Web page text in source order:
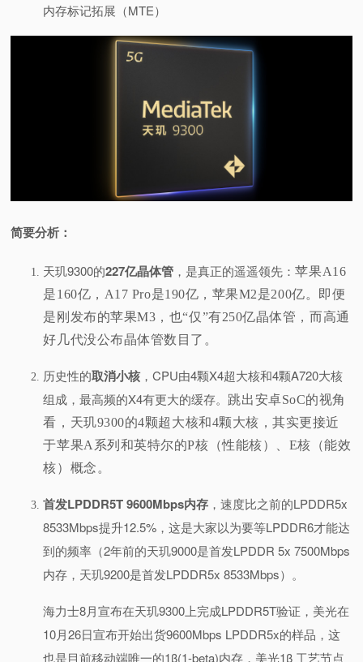
内存标记拓展（MTE）
简要分析：
天玑9300的227亿晶体管 ，是真正的遥遥领先：苹果A16
是160亿，A17 Pro是190亿，苹果M2是200亿。
即便
是刚发布的苹果M3，也“仅”有250亿晶体管，而高通
好几代没公布晶体管数目了。
历史性的取消小核，CPU由4颗X4超大核和4颗A720大核
组成，最高频的X4有更大的缓存。
跳出安卓SoC的视角
看，天玑9300的4颗超大核和4颗大核，其实更接近
于苹果A系列和英特尔的P核（性能核）、E核（能效
核）概念。
首发LPDDR5T 9600Mbps内存 ，速度比之前的LPDDR5x
8533Mbps提升12.5%，这是大家以为要等LPDDR6才能达
到的频率（2年前的天玑9000是首发LPDDR 5x 7500Mbps
内存，天玑9200是首发LPDDR5x 8533Mbps）。
海力士8月宣布在天玑9300上完成LPDDR5T验证，美光在
10月26日宣布开始出货9600Mbps LPDDR5x的样品，这
也是目前移动端唯一的1β(1-beta)内存，美光1β 工艺节点